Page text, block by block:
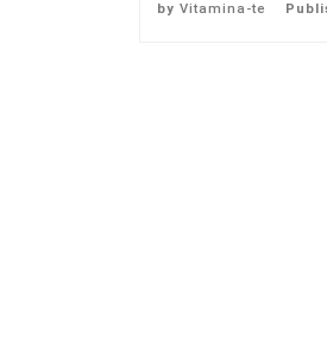
by Vitamina-te